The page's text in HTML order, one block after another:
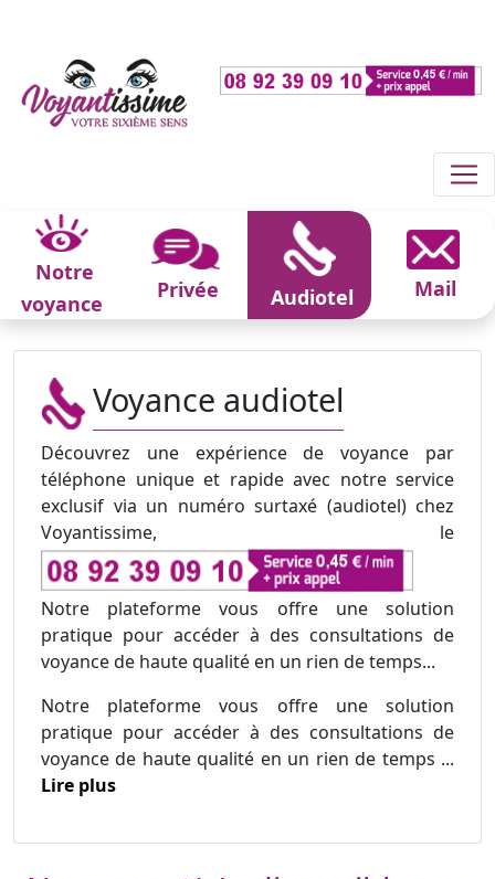
Notre
voyance
Privée Audiotel Mail
Voyance audiotel
Découvrez une expérience de voyance par
téléphone unique et rapide avec notre service
exclusif via un numéro surtaxé (audiotel) chez
Voyantissime, le
Notre plateforme vous offre une solution
pratique pour accéder à des consultations de
voyance de haute qualité en un rien de temps...
Notre plateforme vous offre une solution
pratique pour accéder à des consultations de
voyance de haute qualité en un rien de temps ...
Lire plus